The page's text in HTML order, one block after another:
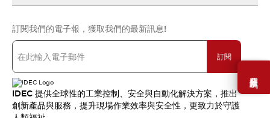
需要幫助嗎？
訂閱我們的電子報，獲取我們的最新訊息!
訂閱
IDEC 提供全球性的工業控制、安全與自動化解決方案，推出
創新產品與服務，提升現場作業效率與安全性，更致力於守護